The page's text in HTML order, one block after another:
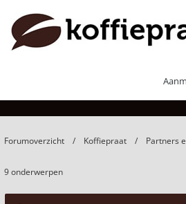
Partners en zustersites
Forumoverzicht Koffiepraat Partners
9 onderwerpen